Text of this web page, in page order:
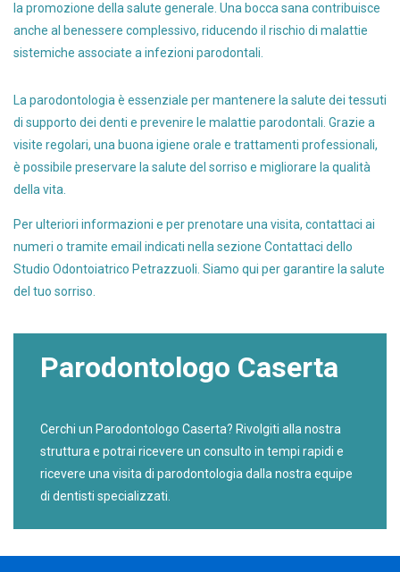
la promozione della salute generale. Una bocca sana contribuisce
anche al benessere complessivo, riducendo il rischio di malattie
sistemiche associate a infezioni parodontali.
La parodontologia è essenziale per mantenere la salute dei tessuti
di supporto dei denti e prevenire le malattie parodontali. Grazie a
visite regolari, una buona igiene orale e trattamenti professionali,
è possibile preservare la salute del sorriso e migliorare la qualità
della vita.
Per ulteriori informazioni e per prenotare una visita, contattaci ai
numeri o tramite email indicati nella sezione Contattaci dello
Studio Odontoiatrico Petrazzuoli. Siamo qui per garantire la salute
del tuo sorriso.
Parodontologo Caserta
Cerchi un Parodontologo Caserta? Rivolgiti alla nostra
struttura e potrai ricevere un consulto in tempi rapidi e
ricevere una visita di parodontologia dalla nostra equipe
di dentisti specializzati.